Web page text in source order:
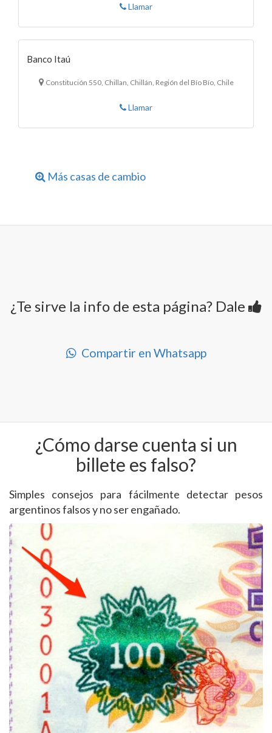
Llamar
Banco Itaú
Constitución 550, Chillan, Chillán, Región del Bío Bío, Chile
Llamar
Más casas de cambio
¿Te sirve la info de esta página? Dale
Compartir en Whatsapp
¿Cómo darse cuenta si un
billete es falso?
Simples consejos para fácilmente detectar pesos
argentinos falsos y no ser engañado.